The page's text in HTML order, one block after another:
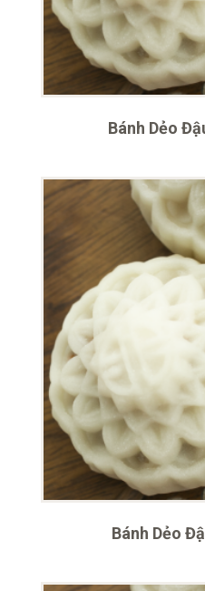
Bánh Dẻo
Bánh Dẻo